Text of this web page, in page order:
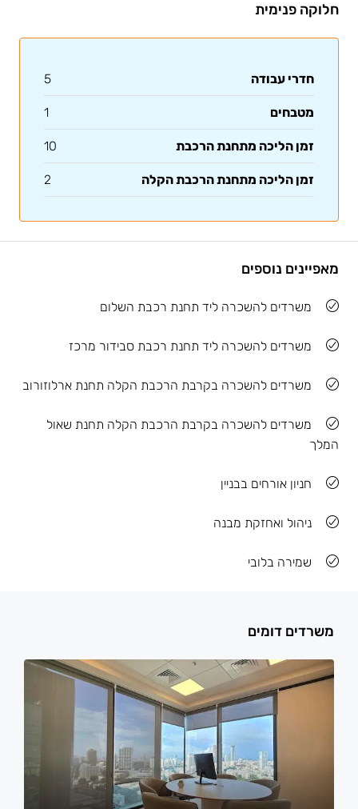
חלוקה פנימית
חדרי עבודה 5
מטבחים 1
זמן הליכה מתחנת הרכבת 10
זמן הליכה מתחנת הרכבת הקלה 2
מאפיינים נוספים
משרדים להשכרה ליד תחנת רכבת השלום
משרדים להשכרה ליד תחנת רכבת סבידור מרכז
משרדים להשכרה בקרבת הרכבת הקלה תחנת ארלוזורוב
משרדים להשכרה בקרבת הרכבת הקלה תחנת שאול
המלך
חניון אורחים בבניין
ניהול ואחזקת מבנה
שמירה בלובי
משרדים דומים